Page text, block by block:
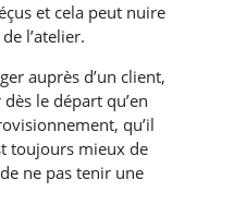
et cela peut nuire
l’atelier.
auprès d’un client,
le départ qu’en
qu’il
toujours mieux de
ne pas tenir une